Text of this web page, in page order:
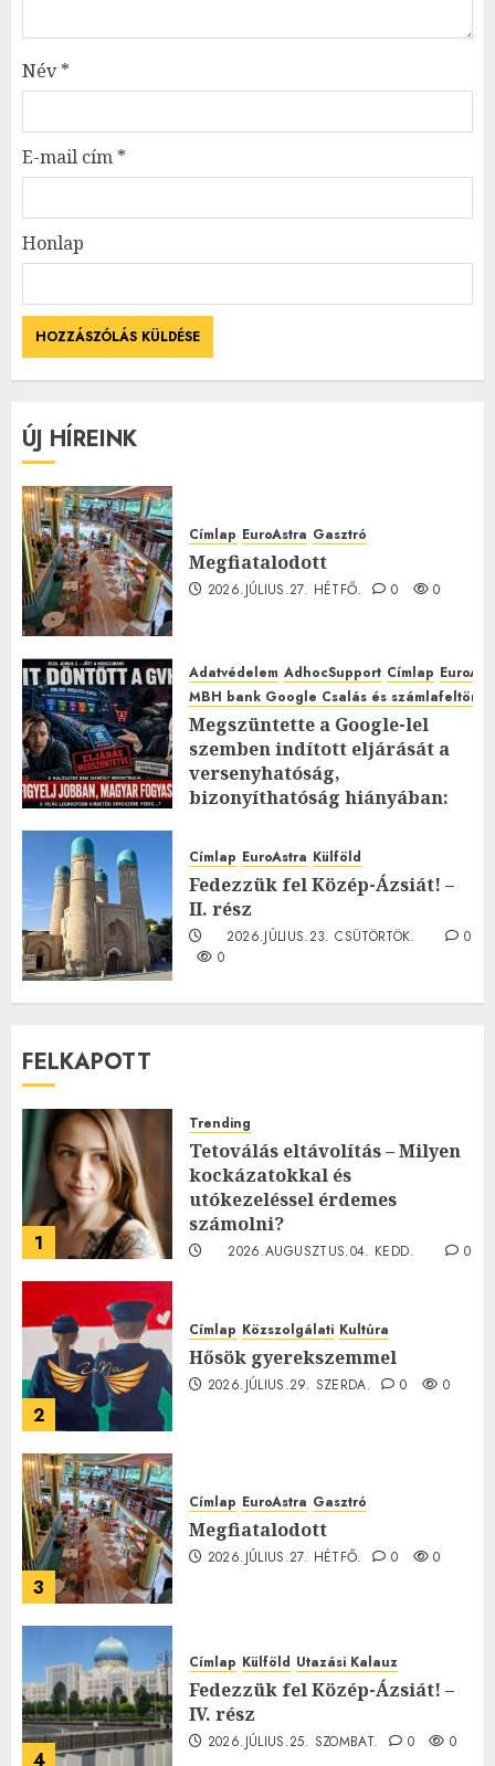
Név*
E-mail cím *
Honlap
ÚJ HÍREINK
Címlap EuroAstra Gasztró
Megfiatalodott
2026.JÚLIUS.27. HÉTFŐ. 0 0
Adatvédelem AdhocSupport Címlap
MBH bank Google Csalás és
Megszüntette a Google-lel
szemben indított eljárását a
versenyhatóság,
bizonyíthatóság hiányában:
2026.JÚLIUS.23. CSÜTÖRTÖK.
0
Címlap EuroAstra Külföld
Fedezzük fel Közép-Ázsiát! –
II. rész
2026.JÚLIUS.23. CSÜTÖRTÖK.
0
0
FELKAPOTT
1
Trending
Tetoválás eltávolítás – Milyen
kockázatokkal és
utókezeléssel érdemes
számolni?
2026.AUGUSZTUS.04. KEDD.
0
2
Címlap Közszolgálati Kultúra
Hősök gyerekszemmel
2026.JÚLIUS.29. SZERDA. 0 0
3
Címlap EuroAstra Gasztró
Megfiatalodott
2026.JÚLIUS.27. HÉTFŐ. 0 0
4
Címlap Külföld Utazási Kalauz
Fedezzük fel Közép-Ázsiát! –
IV. rész
2026.JÚLIUS.25. SZOMBAT. 0 0